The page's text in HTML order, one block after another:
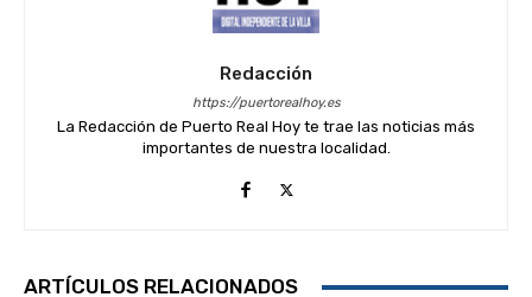
Redacción
https://puertorealhoy.es
La Redacción de Puerto Real Hoy te trae las noticias más
importantes de nuestra localidad.
ARTÍCULOS RELACIONADOS